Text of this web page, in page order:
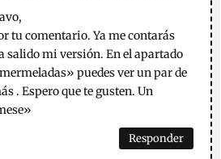
tu comentario. Ya me contarás
salido mi versión. En el apartado
puedes ver un par de
. Espero que te gusten. Un
Responder